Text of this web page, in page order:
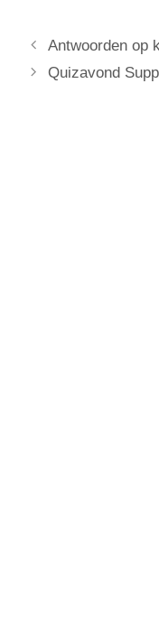
Antwoorden op
Quizavond